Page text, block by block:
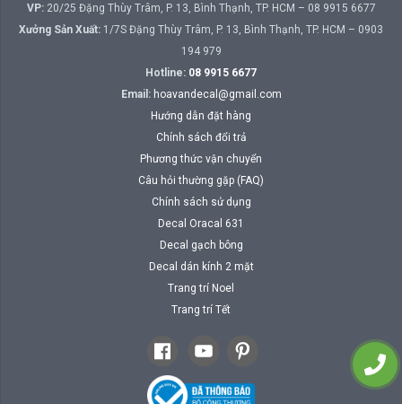
VP:20/25 Đặng Thùy Trâm, P. 13, Bình Thạnh, TP. HCM – 08 9915 6677
Xưởng Sản Xuất: 1/7S Đặng Thùy Trâm, P. 13, Bình Thạnh, TP. HCM – 0903
194 979
Hotline: 08 9915 6677
Email: hoavandecal@gmail.com
Hướng dẫn đặt hàng
Chính sách đổi trả
Phương thức vận chuyển
Câu hỏi thường gặp (FAQ)
Chính sách sử dụng
Decal Oracal 631
Decal gạch bông
Decal dán kính 2 mặt
Trang trí Noel
Trang trí Tết